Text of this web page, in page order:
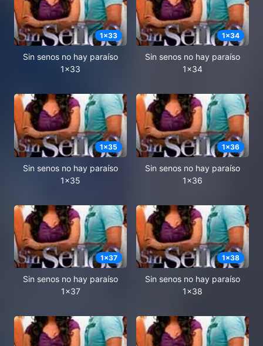
1x33
Sin senos no hay paraíso
1x33
1x34
Sin senos no hay paraíso
1x34
1x35
Sin senos no hay paraíso
1x35
1x36
Sin senos no hay paraíso
1x36
1x37
Sin senos no hay paraíso
1x37
1x38
Sin senos no hay paraíso
1x38